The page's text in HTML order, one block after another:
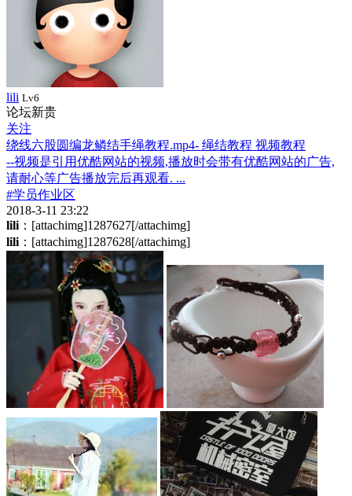
lili Lv6
论坛新贵
关注
绕线六股圆编龙鳞结手绳教程.mp4- 绳结教程 视频教程
--视频是引用优酷网站的视频,播放时会带有优酷网站的广告,
请耐心等广告播放完后再观看. ...
#学员作业区
2018-3-11 23:22
lili ：[attachimg]1287627[/attachimg]
lili ：[attachimg]1287628[/attachimg]